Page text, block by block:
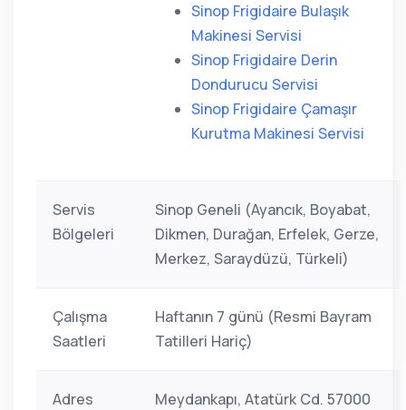
Sinop Frigidaire Bulaşık
Makinesi Servisi
Sinop Frigidaire Derin
Dondurucu Servisi
Sinop Frigidaire Çamaşır
Kurutma Makinesi Servisi
Servis
Bölgeleri
Sinop Geneli (Ayancık, Boyabat,
Dikmen, Durağan, Erfelek, Gerze,
Merkez, Saraydüzü, Türkeli)
Çalışma
Saatleri
Haftanın 7 günü (Resmi Bayram
Tatilleri Hariç)
Adres
Meydankapı, Atatürk Cd. 57000